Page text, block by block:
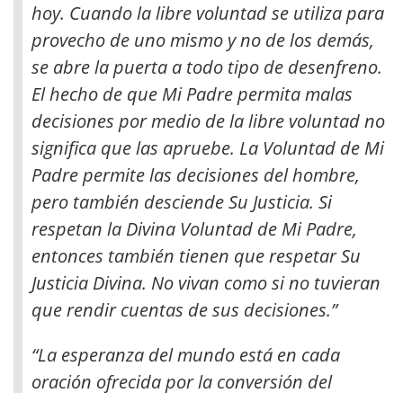
hoy. Cuando la libre voluntad se utiliza para
provecho de uno mismo y no de los demás,
se abre la puerta a todo tipo de desenfreno.
El hecho de que Mi Padre permita malas
decisiones por medio de la libre voluntad no
significa que las apruebe. La Voluntad de Mi
Padre permite las decisiones del hombre,
pero también desciende Su Justicia. Si
respetan la Divina Voluntad de Mi Padre,
entonces también tienen que respetar Su
Justicia Divina. No vivan como si no tuvieran
que rendir cuentas de sus decisiones.”
“La esperanza del mundo está en cada
oración ofrecida por la conversión del